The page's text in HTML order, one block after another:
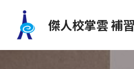
傑人校掌雲 補